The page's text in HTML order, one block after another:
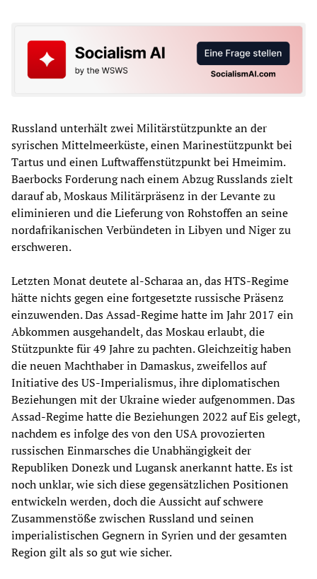
Russland unterhält zwei Militärstützpunkte an der
syrischen Mittelmeerküste, einen Marinestützpunkt bei
Tartus und einen Luftwaffenstützpunkt bei Hmeimim.
Baerbocks Forderung nach einem Abzug Russlands zielt
darauf ab, Moskaus Militärpräsenz in der Levante zu
eliminieren und die Lieferung von Rohstoffen an seine
nordafrikanischen Verbündeten in Libyen und Niger zu
erschweren.
Letzten Monat deutete al-Scharaa an, das HTS-Regime
hätte nichts gegen eine fortgesetzte russische Präsenz
einzuwenden. Das Assad-Regime hatte im Jahr 2017 ein
Abkommen ausgehandelt, das Moskau erlaubt, die
Stützpunkte für 49 Jahre zu pachten. Gleichzeitig haben
die neuen Machthaber in Damaskus, zweifellos auf
Initiative des US-Imperialismus, ihre diplomatischen
Beziehungen mit der Ukraine wieder aufgenommen. Das
Assad-Regime hatte die Beziehungen 2022 auf Eis gelegt,
nachdem es infolge des von den USA provozierten
russischen Einmarsches die Unabhängigkeit der
Republiken Donezk und Lugansk anerkannt hatte. Es ist
noch unklar, wie sich diese gegensätzlichen Positionen
entwickeln werden, doch die Aussicht auf schwere
Zusammenstöße zwischen Russland und seinen
imperialistischen Gegnern in Syrien und der gesamten
Region gilt als so gut wie sicher.